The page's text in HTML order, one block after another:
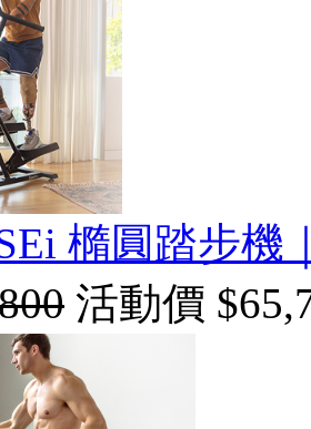
橢圓踏步機
活動價